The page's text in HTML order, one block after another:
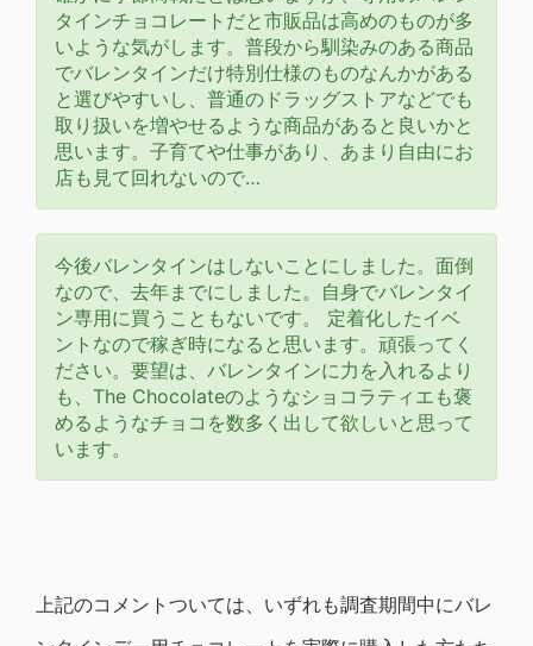
タインチョコレートだと市販品は高めのものが多
いような気がします。普段から馴染みのある商品
でバレンタインだけ特別仕様のものなんかがある
と選びやすいし、普通のドラッグストアなどでも
取り扱いを増やせるような商品があると良いかと
思います。子育てや仕事があり、あまり自由にお
店も見て回れないので…
今後バレンタインはしないことにしました。面倒
なので、去年までにしました。自身でバレンタイ
ン専用に買うこともないです。 定着化したイベ
ントなので稼ぎ時になると思います。頑張ってく
ださい。要望は、バレンタインに力を入れるより
も、The Chocolateのようなショコラティエも褒
めるようなチョコを数多く出して欲しいと思って
います。
上記のコメントついては、いずれも調査期間中にバレ